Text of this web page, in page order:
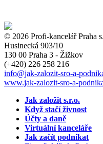
© 2026 Profi-kancelář Praha
Husinecká 903/10
130 00 Praha 3 - Žižkov
(+420) 226 258 216
info@jak-zalozit-sro-a-
www.jak-zalozit-sro-a-
Jak založit s.r.o.
Když stačí živnost
Účty a daně
Virtuální kanceláře
Jak začít podnikat